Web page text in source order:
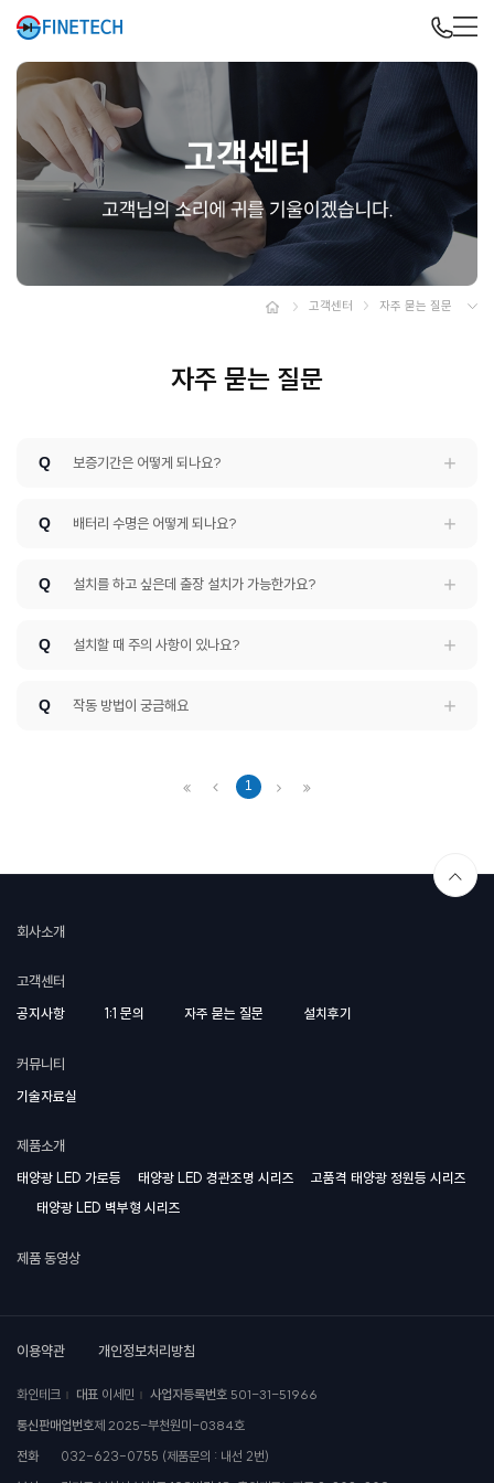
고객센터 자주 묻는 질문
자주 묻는 질문
Q 보증기간은 어떻게 되나요?
Q 배터리 수명은 어떻게 되나요?
Q 설치를 하고 싶은데 출장 설치가 가능한가요?
Q 설치할 때 주의 사항이 있나요?
Q 작동 방법이 궁금해요
1
회사소개
고객센터
공지사항 1:1 문의 자주 묻는 질문 설치후기
커뮤니티
기술자료실
제품소개
태양광 LED 가로등 태양광 LED 경관조명 시리즈
고품격 태양광 정원등 시리즈
태양광 LED 벽부형 시리즈
제품 동영상
이용약관 개인정보처리방침
화인테크 대표 이세민 사업자등록번호 501-31-51966
통신판매업번호제 2025-부천원미-0384호
전화
032-623-0755 (제품문의 : 내선 2번)